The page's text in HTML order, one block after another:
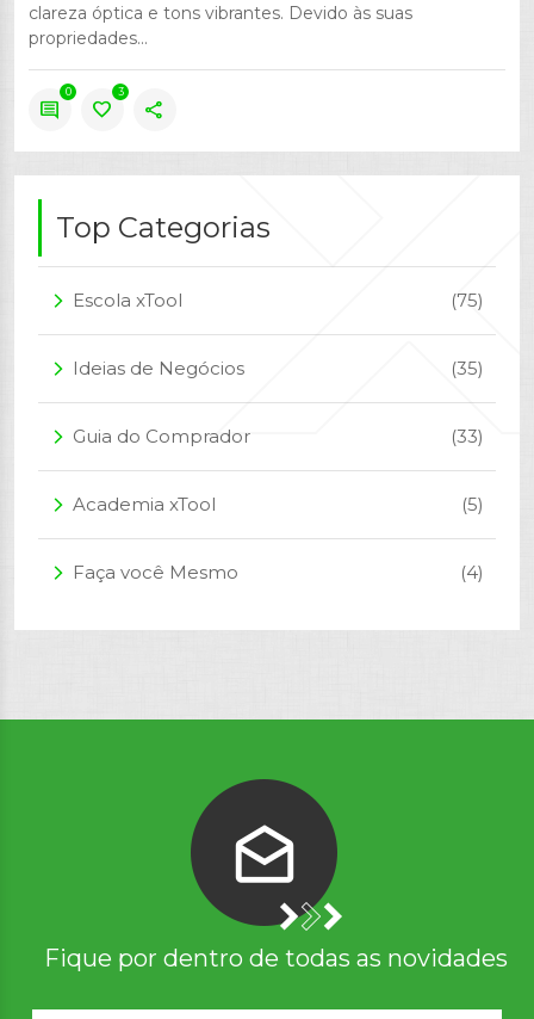
clareza óptica e tons vibrantes. Devido às suas
propriedades...
comment
0
favorite
3
share
Top Categorias
arrow_forward_ios Escola xTool (75)
arrow_forward_ios Ideias de Negócios (35)
arrow_forward_ios Guia do Comprador (33)
arrow_forward_ios Academia xTool (5)
arrow_forward_ios Faça você Mesmo (4)
Fique por dentro de todas as novidades